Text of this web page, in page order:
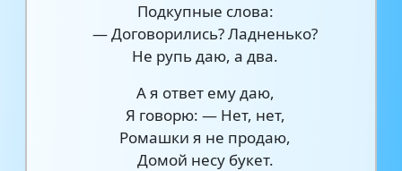
Подкупные слова:
— Договорились? Ладненько?
Не рупь даю, а два.
А я ответ ему даю,
Я говорю: — Нет, нет,
Ромашки я не продаю,
Домой несу букет.